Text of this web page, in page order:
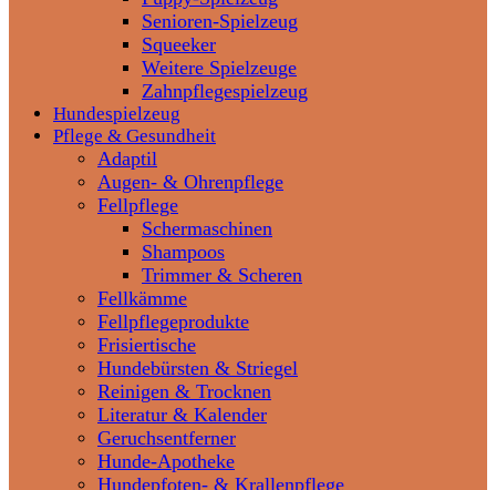
Senioren-Spielzeug
Squeeker
Weitere Spielzeuge
Zahnpflegespielzeug
Hundespielzeug
Pflege & Gesundheit
Adaptil
Augen- & Ohrenpflege
Fellpflege
Schermaschinen
Shampoos
Trimmer & Scheren
Fellkämme
Fellpflegeprodukte
Frisiertische
Hundebürsten & Striegel
Reinigen & Trocknen
Literatur & Kalender
Geruchsentferner
Hunde-Apotheke
Hundepfoten- & Krallenpflege